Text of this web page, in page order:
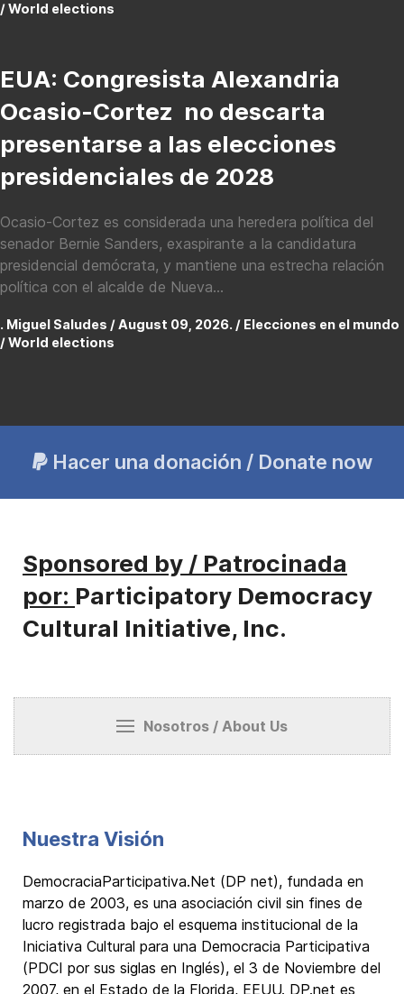
/ World elections
EUA: Congresista Alexandria
Ocasio-Cortez no descarta
presentarse a las elecciones
presidenciales de 2028
Ocasio-Cortez es considerada una heredera política del
senador Bernie Sanders, exaspirante a la candidatura
presidencial demócrata, y mantiene una estrecha relación
política con el alcalde de Nueva...
. Miguel Saludes / August 09, 2026. / Elecciones en el mundo
/ World elections
Hacer una donación / Donate now
Sponsored by / Patrocinada
por: Participatory Democracy
Cultural Initiative, Inc.
Nosotros / About Us
Nuestra Visión
DemocraciaParticipativa.Net (DP net), fundada en
marzo de 2003, es una asociación civil sin fines de
lucro registrada bajo el esquema institucional de la
Iniciativa Cultural para una Democracia Participativa
(PDCI por sus siglas en Inglés), el 3 de Noviembre del
2007, en el Estado de la Florida, EEUU. DP.net es